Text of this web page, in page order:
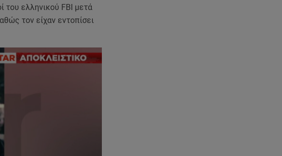
του ελληνικού FBI μετά
τον είχαν εντοπίσει